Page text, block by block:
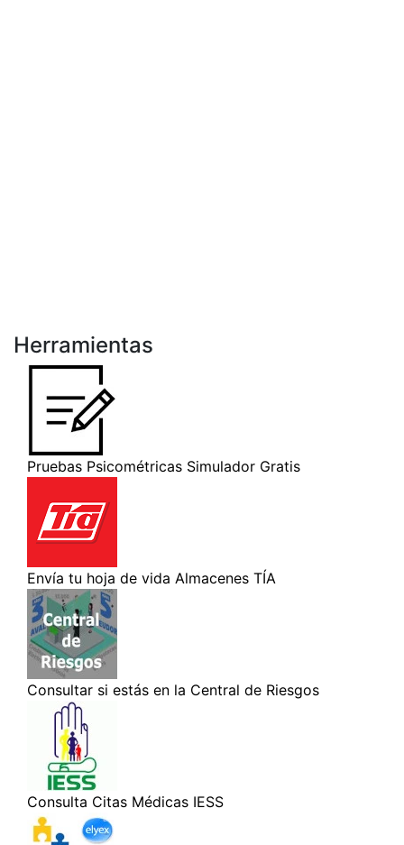
Herramientas